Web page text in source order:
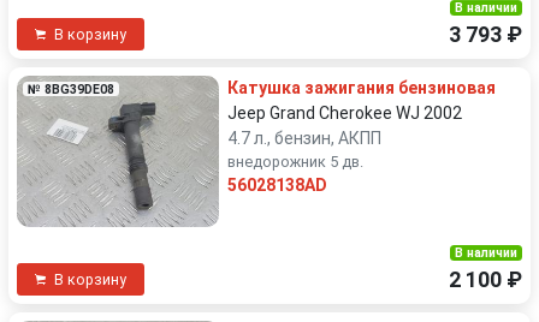
В корзину
В наличии
3 793 ₽
№ 8BG39DE08
Катушка зажигания бензиновая
Jeep Grand Cherokee WJ 2002
4.7 л., бензин, АКПП
внедорожник 5 дв.
56028138AD
В корзину
В наличии
2 100 ₽